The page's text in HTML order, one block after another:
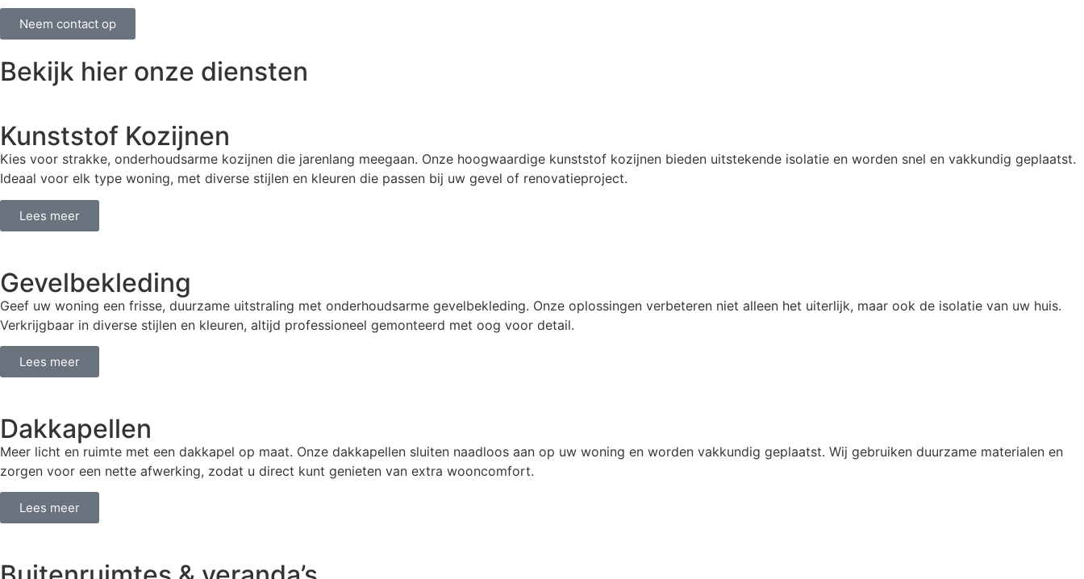
Neem contact op
Bekijk hier onze diensten
Kunststof Kozijnen
Kies voor strakke, onderhoudsarme kozijnen die jarenlang meegaan. Onze hoogwaardige kunststof kozijnen bieden uitstekende isolatie en worden snel en vakkundig geplaatst.
Ideaal voor elk type woning, met diverse stijlen en kleuren die passen bij uw gevel of renovatieproject.
Lees meer
Gevelbekleding
Geef uw woning een frisse, duurzame uitstraling met onderhoudsarme gevelbekleding. Onze oplossingen verbeteren niet alleen het uiterlijk, maar ook de isolatie van uw huis.
Verkrijgbaar in diverse stijlen en kleuren, altijd professioneel gemonteerd met oog voor detail.
Lees meer
Dakkapellen
Meer licht en ruimte met een dakkapel op maat. Onze dakkapellen sluiten naadloos aan op uw woning en worden vakkundig geplaatst. Wij gebruiken duurzame materialen en
zorgen voor een nette afwerking, zodat u direct kunt genieten van extra wooncomfort.
Lees meer